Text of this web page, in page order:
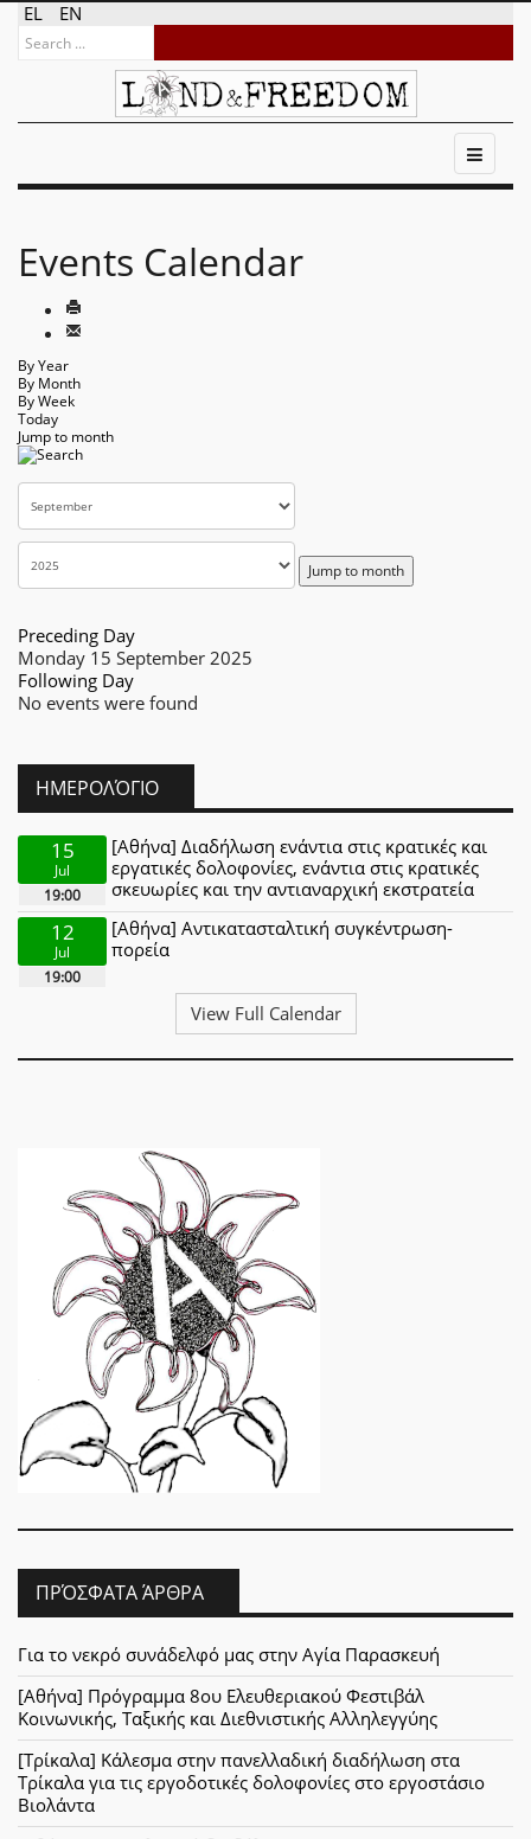
EL EN
Events Calendar
By Year
By Month
By Week
Today
Jump to month
Jump to month
Preceding Day
Monday 15 September 2025
Following Day
No events were found
ΗΜΕΡΟΛΌΓΙΟ
15
Jul
19:00
[Αθήνα] Διαδήλωση ενάντια στις κρατικές και
εργατικές δολοφονίες, ενάντια στις κρατικές
σκευωρίες και την αντιαναρχική εκστρατεία
12
Jul
19:00
[Αθήνα] Αντικατασταλτική συγκέντρωση-
πορεία
View Full Calendar
ΠΡΌΣΦΑΤΑ ΆΡΘΡΑ
Για το νεκρό συνάδελφό μας στην Αγία Παρασκευή
[Αθήνα] Πρόγραμμα 8ου Ελευθεριακού Φεστιβάλ
Κοινωνικής, Ταξικής και Διεθνιστικής Αλληλεγγύης
[Τρίκαλα] Κάλεσμα στην πανελλαδική διαδήλωση στα
Τρίκαλα για τις εργοδοτικές δολοφονίες στο εργοστάσιο
Βιολάντα